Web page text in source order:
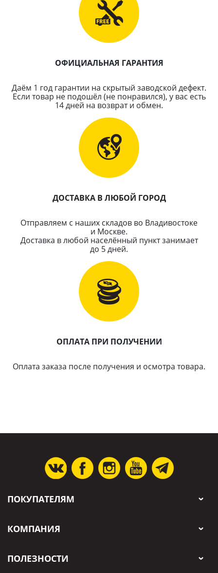
ОФИЦИАЛЬНАЯ ГАРАНТИЯ
Даём 1 год гарантии на скрытый заводской дефект.
Если товар не подошёл (не понравился), у вас есть
14 дней на возврат и обмен.
ДОСТАВКА В ЛЮБОЙ ГОРОД
Отправляем с наших складов во Владивостоке
и Москве.
Доставка в любой населённый пункт занимает
до 5 дней.
ОПЛАТА ПРИ ПОЛУЧЕНИИ
Оплата заказа после получения и осмотра товара.
ПОКУПАТЕЛЯМ
КОМПАНИЯ
ПОЛЕЗНОСТИ